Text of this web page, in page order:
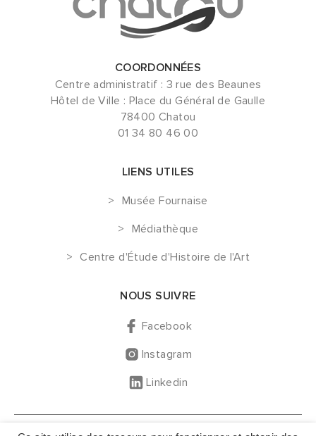
COORDONNÉES
Centre administratif : 3 rue des Beaunes
Hôtel de Ville : Place du Général de Gaulle
78400 Chatou
01 34 80 46 00
LIENS UTILES
Musée Fournaise
Médiathèque
Centre d'Étude d'Histoire de l'Art
NOUS SUIVRE
Facebook
Instagram
Linkedin
GESTION DES COOKIES